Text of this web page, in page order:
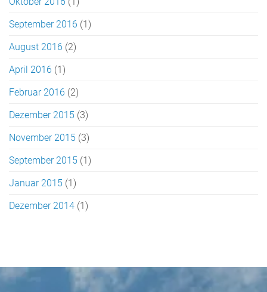
September 2016 (1)
August 2016 (2)
April 2016 (1)
Februar 2016 (2)
Dezember 2015 (3)
November 2015 (3)
September 2015 (1)
Januar 2015 (1)
Dezember 2014 (1)